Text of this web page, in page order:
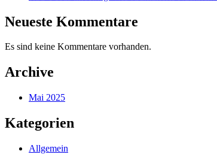
Neueste Kommentare
Es sind keine Kommentare vorhanden.
Archive
Mai 2025
Kategorien
Allgemein